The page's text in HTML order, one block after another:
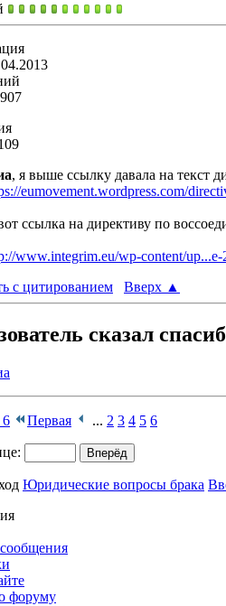
, я выше ссылку давала на текст
eumovement.wordpress.com/
ссылка на директиву по
www.integrim.eu/wp-content/
с цитированием
Вверх ▲
сказал
6 Первая ... 2 3 4 5 6
Юридические вопросы брака
форуму